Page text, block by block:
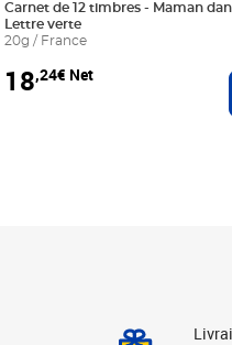
au panier
Carnet de 12 timbres - Maman
Lettre verte
20g / France
18,24€ Net